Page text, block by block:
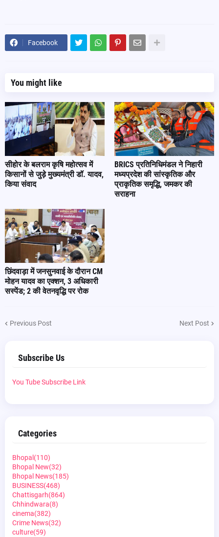
Facebook
You might like
सीहोर के बलराम कृषि महोत्सव में
किसानों से जुड़े मुख्यमंत्री डॉ. यादव,
किया संवाद
BRICS प्रतिनिधिमंडल ने निहारी
मध्यप्रदेश की सांस्कृतिक और
प्राकृतिक समृद्धि, जमकर की
सराहना
छिंदवाड़ा में जनसुनवाई के दौरान CM
मोहन यादव का एक्शन, 3 अधिकारी
सस्पेंड; 2 की वेतनवृद्धि पर रोक
Previous Post Next Post
Subscribe Us
You Tube Subscribe Link
Categories
Bhopal (110)
Bhopal New(32)
Bhopal News(185)
BUSINESS(468)
Chattisgarh(864)
Chhindwara(8)
cinema(382)
Crime News(32)
culture(59)